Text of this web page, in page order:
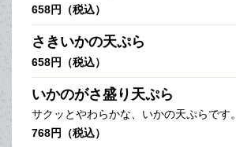
658円（税込）
さきいかの天ぷら
658円（税込）
いかのがさ盛り天ぷら
サクッとやわらかな、いかの天ぷらです。
768円（税込）